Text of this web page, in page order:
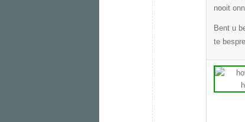
nooit
Bent u
te